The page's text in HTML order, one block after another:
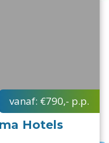
vanaf: €790,- p.p.
Hotels